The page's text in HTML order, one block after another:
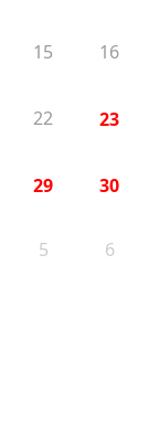
15 16
22 23
29 30
5 6